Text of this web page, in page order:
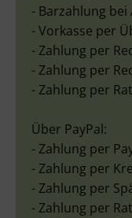
- Barzahlung
- Vorkasse per
- Zahlung per
- Zahlung per
- Zahlung per
Über PayPal:
- Zahlung per
- Zahlung per
- Zahlung per
- Zahlung per